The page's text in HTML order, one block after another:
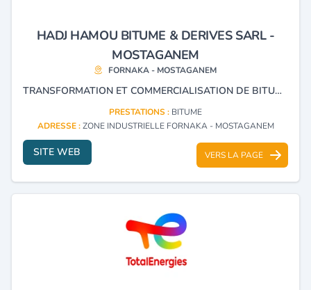
HADJ HAMOU BITUME & DERIVES SARL -
MOSTAGANEM
FORNAKA - MOSTAGANEM
TRANSFORMATION ET COMMERCIALISATION DE BITUME HYDROCARBURES FABRICATION DE CUT BACK ÉMULSION DE BITUME
PRESTATIONS : BITUME
ADRESSE :ZONE INDUSTRIELLE FORNAKA - MOSTAGANEM
SITE WEB VERS LA PAGE